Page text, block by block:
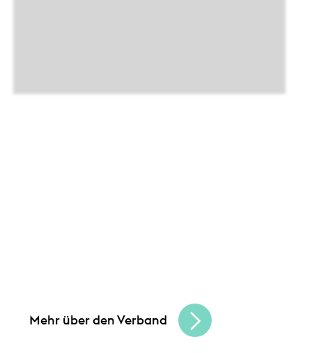
Mehr über den Verband